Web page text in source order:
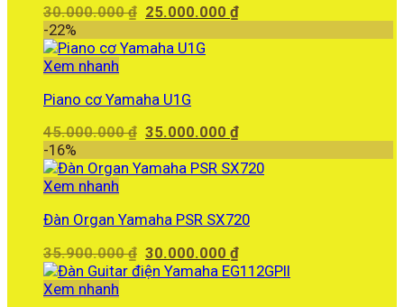
30.000.000₫ Giá
là:
25.000.000₫Giá
-22%
Xem nhanh
Piano cơ Yamaha U1G
45.000.000₫ Giá
là:
35.000.000₫Giá
tại
-16%
Xem nhanh
Đàn Organ Yamaha PSR SX720
35.900.000₫ Giá
gốc
30.000.000₫Giá
hiện
Xem nhanh